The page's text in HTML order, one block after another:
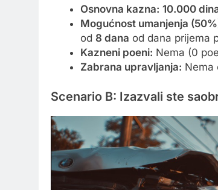
Osnovna kazna: 10.000
Mogućnost umanjenja
od 8 dana od dana prijema
Kazneni poeni: Nema (0
Zabrana upravljanja: Nema
Scenario B: Izazvali ste